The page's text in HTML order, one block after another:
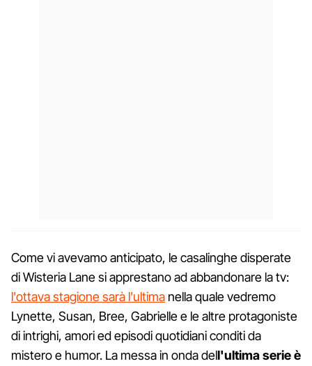
Come vi avevamo anticipato, le casalinghe disperate
di Wisteria Lane si apprestano ad abbandonare la tv:
l'ottava stagione sarà l'ultima nella quale vedremo
Lynette, Susan, Bree, Gabrielle e le altre protagoniste
di intrighi, amori ed episodi quotidiani conditi da
mistero e humor. La messa in onda dell'ultima serie è